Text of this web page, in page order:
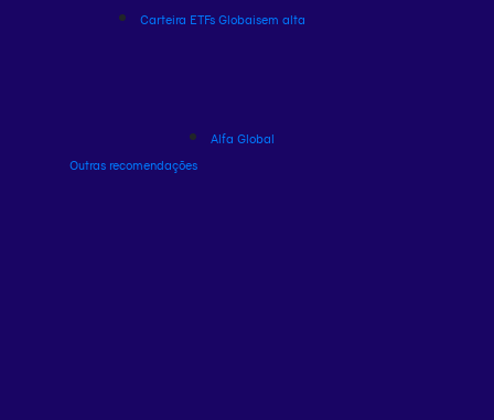
Carteira ETFs Globaisem alta
Alfa Global
Outras recomendações